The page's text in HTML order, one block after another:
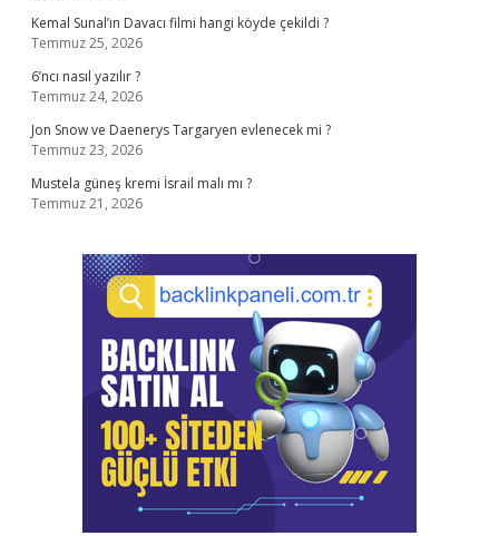
Kemal Sunal’ın Davacı filmi hangi köyde çekildi ?
Temmuz 25, 2026
6’ncı nasıl yazılır ?
Temmuz 24, 2026
Jon Snow ve Daenerys Targaryen evlenecek mi ?
Temmuz 23, 2026
Mustela güneş kremi İsrail malı mı ?
Temmuz 21, 2026